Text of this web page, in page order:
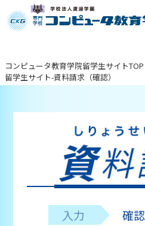
コンピュータ教育学院留学生サイトTOP
留学生サイト-資料請求（確認）
入力 確認